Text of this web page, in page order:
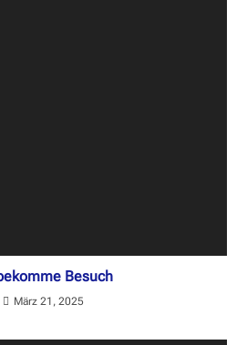
Besuch
März 21, 2025